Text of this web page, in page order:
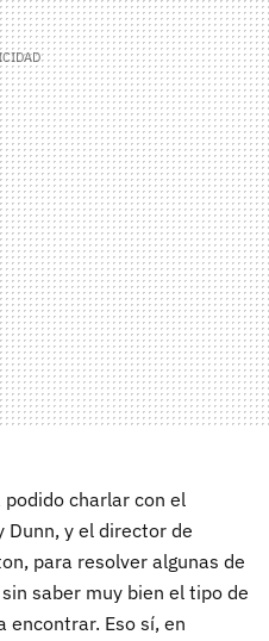
charlar con el
Dunn, y el director de
para resolver algunas de
saber muy bien el tipo de
encontrar. Eso sí, en